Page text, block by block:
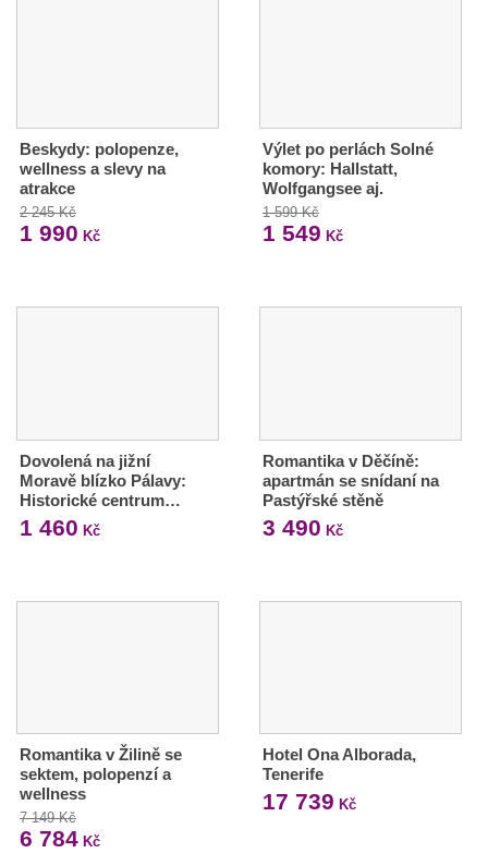
Beskydy: polopenze,
wellness a slevy na
atrakce
2 245 Kč
1 990 Kč
Výlet po perlách Solné
komory: Hallstatt,
Wolfgangsee aj.
1 599 Kč
1 549 Kč
Dovolená na jižní
Moravě blízko Pálavy:
Historické centrum…
1 460 Kč
Romantika v Děčíně:
apartmán se snídaní na
Pastýřské stěně
3 490 Kč
Romantika v Žilině se
sektem, polopenzí a
wellness
7 149 Kč
6 784 Kč
Hotel Ona Alborada,
Tenerife
17 739 Kč